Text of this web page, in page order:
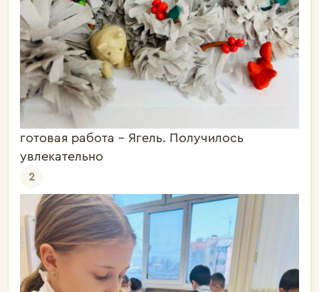
готовая работа - Ягель. Получилось
увлекательно
2